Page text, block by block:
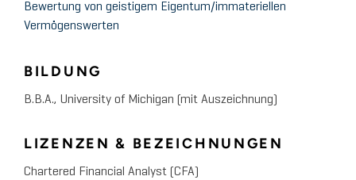
Bewertung von geistigem Eigentum/immateriellen
Vermögenswerten
BILDUNG
B.B.A., University of Michigan (mit Auszeichnung)
LIZENZEN & BEZEICHNUNGEN
Chartered Financial Analyst (CFA)